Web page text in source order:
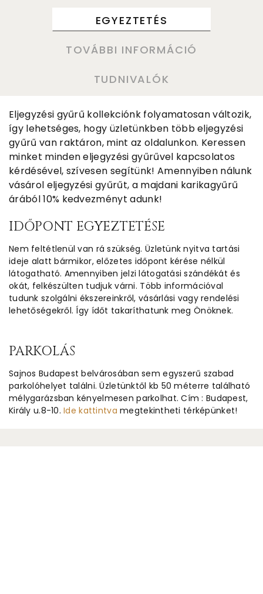
EGYEZTETÉS
TOVÁBBI INFORMÁCIÓ
TUDNIVALÓK
Eljegyzési gyűrű kollekciónk folyamatosan változik,
így lehetséges, hogy üzletünkben több eljegyzési
gyűrű van raktáron, mint az oldalunkon. Keressen
minket minden eljegyzési gyűrűvel kapcsolatos
kérdésével, szívesen segítünk! Amennyiben nálunk
vásárol eljegyzési gyűrűt, a majdani karikagyűrű
árából 10% kedvezményt adunk!
IDŐPONT EGYEZTETÉSE
Nem feltétlenül van rá szükség. Üzletünk nyitva tartási
ideje alatt bármikor, előzetes időpont kérése nélkül
látogatható. Amennyiben jelzi látogatási szándékát és
okát, felkészülten tudjuk várni. Több információval
tudunk szolgálni ékszereinkről, vásárlási vagy rendelési
lehetőségekről. Így ídőt takaríthatunk meg Önöknek.
PARKOLÁS
Sajnos Budapest belvárosában sem egyszerű szabad
parkolóhelyet találni. Üzletünktől kb 50 méterre található
mélygarázsban kényelmesen parkolhat. Cím : Budapest,
Király u.8-10.Ide kattintva megtekintheti térképünket!